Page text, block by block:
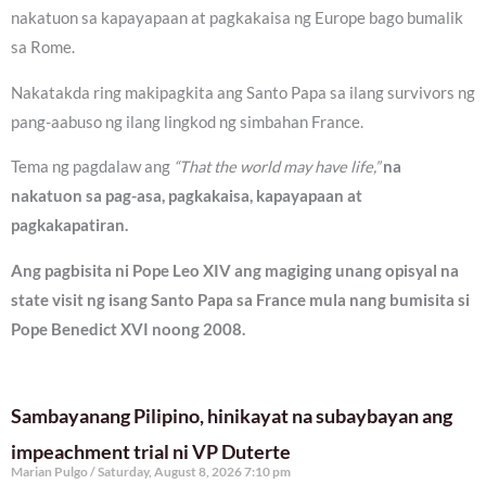
nakatuon sa kapayapaan at pagkakaisa ng Europe bago bumalik
sa Rome.
Nakatakda ring makipagkita ang Santo Papa sa ilang survivors ng
pang-aabuso ng ilang lingkod ng simbahan France.
Tema ng pagdalaw ang “That the world may have life,”na
nakatuon sa pag-asa, pagkakaisa, kapayapaan at
pagkakapatiran.
Ang pagbisita ni Pope Leo XIV ang magiging unang opisyal na
state visit ng isang Santo Papa sa France mula nang bumisita si
Pope Benedict XVI noong 2008.
Sambayanang Pilipino, hinikayat na subaybayan ang
impeachment trial ni VP Duterte
Marian Pulgo Saturday, August 8, 2026 7:10 pm